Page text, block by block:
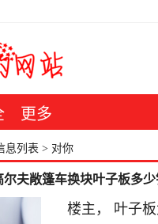
更多
息列表 > 对你
夫敞篷车换块叶子板多少
楼主， 叶子